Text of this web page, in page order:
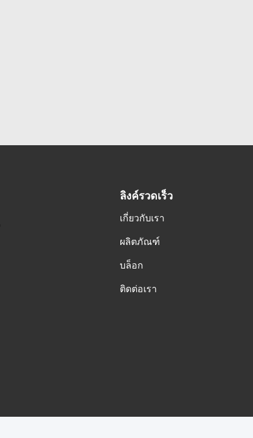
ลิงค์รวดเร็ว
เกี่ยวกับเรา
ผลิตภัณฑ์
บล็อก
ติดต่อเรา